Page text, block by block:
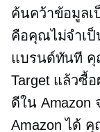
ค้นคว้าข้อมูล
คือคุณไม่จำเป็
แบรนด์ทันที คุ
Target แล้วซื้
ดีใน
Amazon ได้